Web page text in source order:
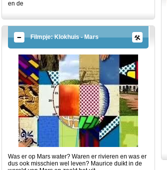
en de
Filmpje: Klokhuis - Mars
Was er op Mars water? Waren er rivieren en was er
dus ook misschien wel leven? Maurice duikt in de